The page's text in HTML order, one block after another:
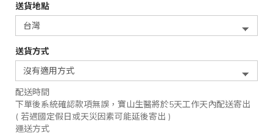
送貨地點
送貨方式
配送時間
下單後系統確認款項無誤，寶山生醫將於5天工作天內配送寄出
( 若遇國定假日或天災因素可能延後寄出 )
運送方式